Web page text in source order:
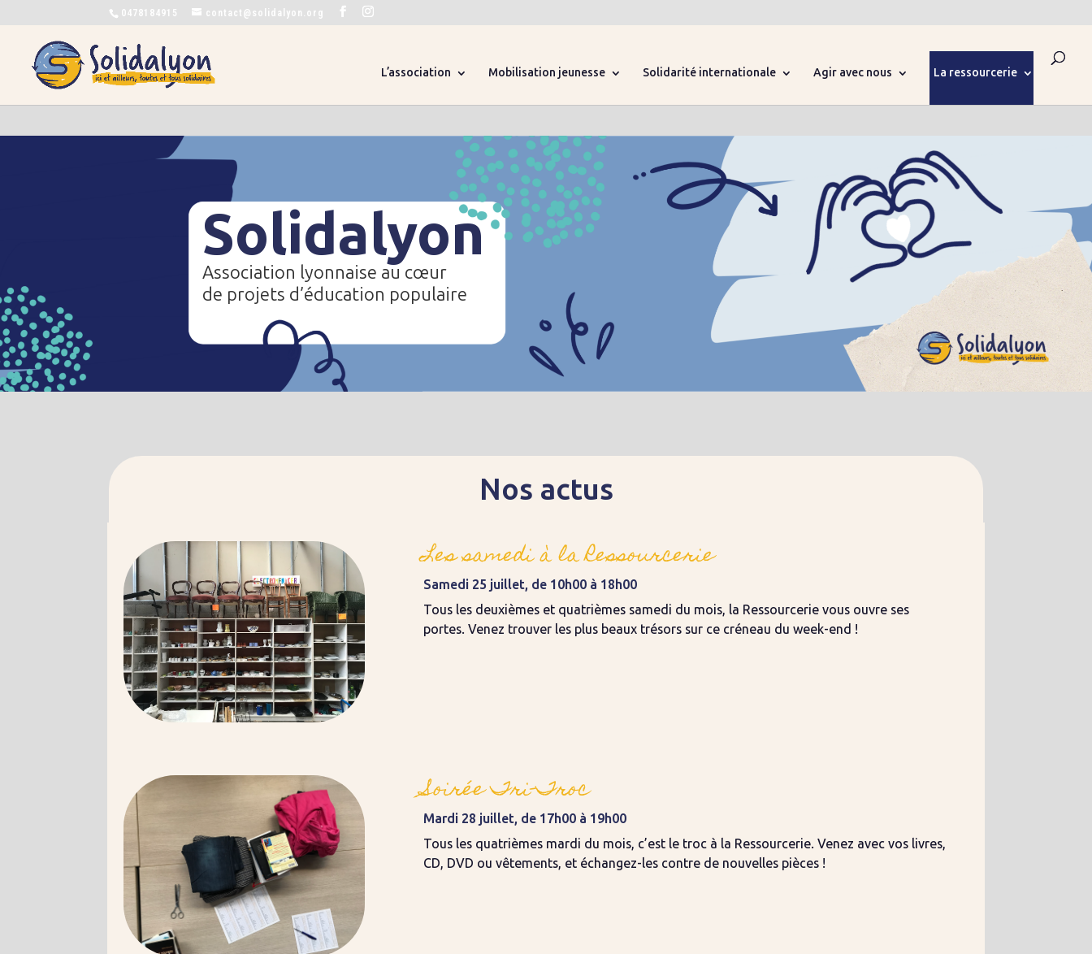
0478184915 contact@solidalyon.org
L’association Mobilisation jeunesse Solidarité internationale Agir avec nous La ressourcerie
Solidalyon
Association lyonnaise au cœur
de projets d’éducation populaire
Nos actus
Les samedi à la Ressourcerie
Samedi 25 juillet, de 10h00 à 18h00
Tous les deuxièmes et quatrièmes samedi du mois, la Ressourcerie vous ouvre ses
portes. Venez trouver les plus beaux trésors sur ce créneau du week-end !
Soirée Tri-Troc
Mardi 28 juillet, de 17h00 à 19h00
Tous les quatrièmes mardi du mois, c’est le troc à la Ressourcerie. Venez avec vos livres,
CD, DVD ou vêtements, et échangez-les contre de nouvelles pièces !